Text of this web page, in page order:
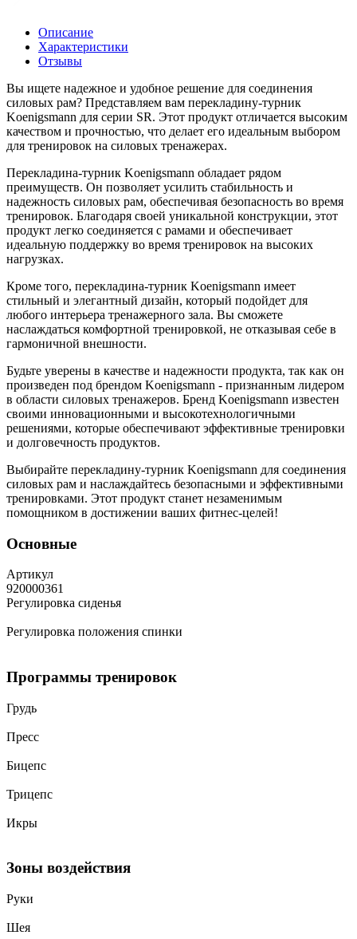
Описание
Характеристики
Отзывы
Вы ищете надежное и удобное решение для соединения
силовых рам? Представляем вам перекладину-турник
Koenigsmann для серии SR. Этот продукт отличается высоким
качеством и прочностью, что делает его идеальным выбором
для тренировок на силовых тренажерах.
Перекладина-турник Koenigsmann обладает рядом
преимуществ. Он позволяет усилить стабильность и
надежность силовых рам, обеспечивая безопасность во время
тренировок. Благодаря своей уникальной конструкции, этот
продукт легко соединяется с рамами и обеспечивает
идеальную поддержку во время тренировок на высоких
нагрузках.
Кроме того, перекладина-турник Koenigsmann имеет
стильный и элегантный дизайн, который подойдет для
любого интерьера тренажерного зала. Вы сможете
наслаждаться комфортной тренировкой, не отказывая себе в
гармоничной внешности.
Будьте уверены в качестве и надежности продукта, так как он
произведен под брендом Koenigsmann - признанным лидером
в области силовых тренажеров. Бренд Koenigsmann известен
своими инновационными и высокотехнологичными
решениями, которые обеспечивают эффективные тренировки
и долговечность продуктов.
Выбирайте перекладину-турник Koenigsmann для соединения
силовых рам и наслаждайтесь безопасными и эффективными
тренировками. Этот продукт станет незаменимым
помощником в достижении ваших фитнес-целей!
Основные
Артикул
920000361
Регулировка сиденья
Регулировка положения спинки
Программы тренировок
Грудь
Пресс
Бицепс
Трицепс
Икры
Зоны воздействия
Руки
Шея